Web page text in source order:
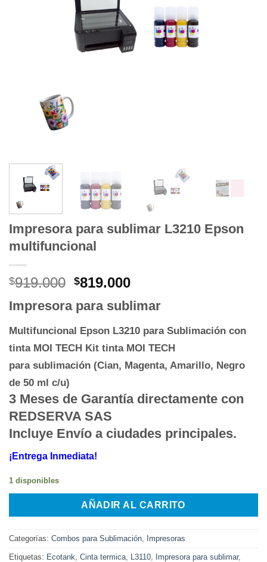
Impresora para sublimar L3210 Epson
multifuncional
$919.000 El
original
era:
$919.000.
$819.000El
actual
es:
$819.000.
Impresora para sublimar
Multifuncional Epson L3210 para Sublimación con
tinta MOI TECH Kit tinta MOI TECH
para sublimación (Cian, Magenta, Amarillo, Negro
de 50 ml c/u)
3 Meses de Garantía directamente con
REDSERVA SAS
Incluye Envío a ciudades principales.
¡Entrega Inmediata!
1 disponibles
AÑADIR AL CARRITO
Categorías: Combos para Sublimación Impresoras
Etiquetas: Ecotank Cinta termica L3110 Impresora para sublimar,